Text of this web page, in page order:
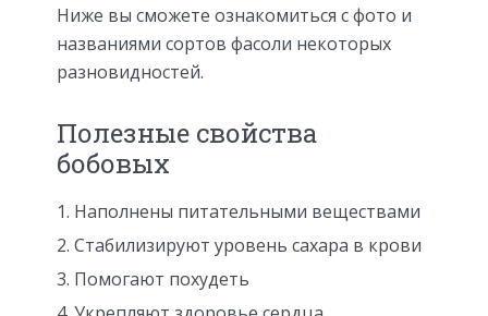
Ниже вы сможете ознакомиться с фото и
названиями сортов фасоли некоторых
разновидностей.
Полезные свойства
бобовых
Наполнены питательными веществами
Стабилизируют уровень сахара в крови
Помогают похудеть